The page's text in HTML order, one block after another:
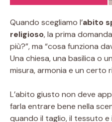
Quando scegliamo l’abito
religioso, la prima
più?”, ma “cosa funziona
Una chiesa, una basilica o
misura, armonia e un certo
L’abito giusto non deve
farla entrare bene nella
quando il taglio, il tessuto